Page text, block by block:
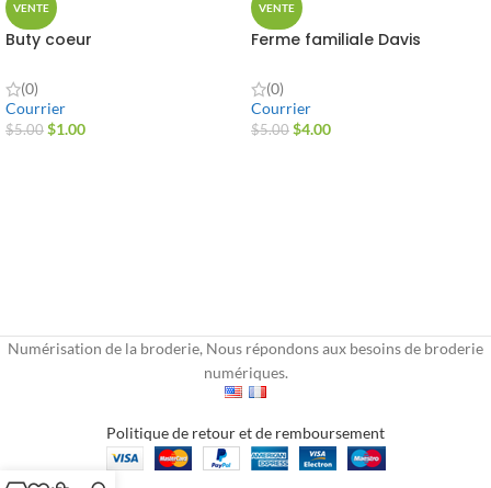
VENTE
Buty coeur
(0)
Courrier
$5.00 $1.00
VENTE
Ferme familiale Davis
(0)
Courrier
$5.00 $4.00
Numérisation de la broderie, Nous répondons aux besoins de broderie
numériques.
Politique de retour et de remboursement